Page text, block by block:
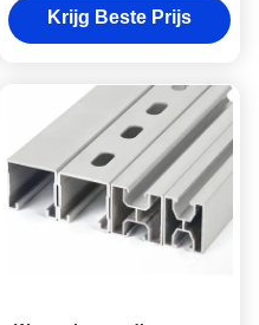
Rail Kit
Krijg Beste Prijs